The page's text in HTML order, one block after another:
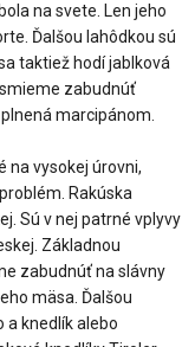
na svete. Len jeho
Ďalšou lahôdkou sú
taktiež hodí jablková
zabudnúť
marcipánom.
na vysokej úrovni,
Rakúska
Sú v nej patrné vplyvy
Základnou
zabudnúť na slávny
mäsa. Ďalšou
a knedlík alebo